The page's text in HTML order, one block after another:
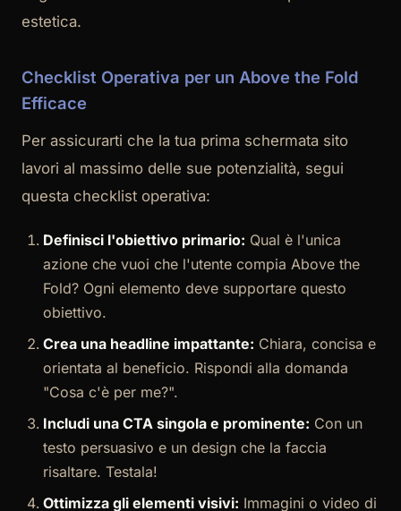
estetica.
Checklist Operativa per un Above the Fold
Efficace
Per assicurarti che la tua prima schermata sito
lavori al massimo delle sue potenzialità, segui
questa checklist operativa:
Definisci l'obiettivo primario: Qual è l'unica
azione che vuoi che l'utente compia Above the
Fold? Ogni elemento deve supportare questo
obiettivo.
Crea una headline impattante: Chiara, concisa e
orientata al beneficio. Rispondi alla domanda
"Cosa c'è per me?".
Includi una CTA singola e prominente: Con un
testo persuasivo e un design che la faccia
risaltare. Testala!
Ottimizza gli elementi visivi: Immagini o video di